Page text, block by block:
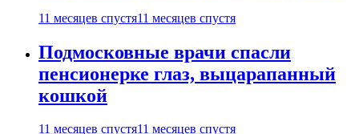
11 месяцев спустя11 месяцев спустя
Подмосковные врачи спасли
пенсионерке глаз, выцарапанный
кошкой
11 месяцев спустя11 месяцев спустя